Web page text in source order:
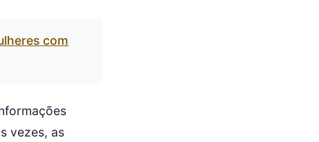
com
vezes, as